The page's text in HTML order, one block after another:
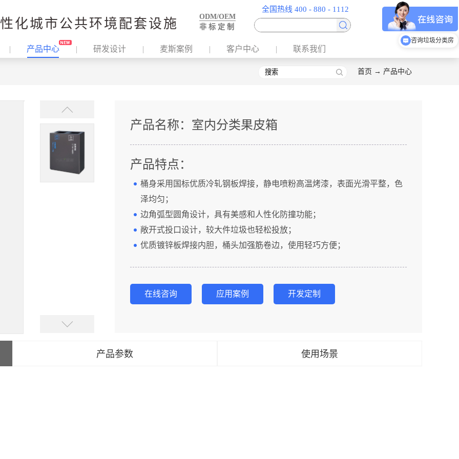
化城市公共环境配套设施
ODM/OEM
非 标 定 制
全国热线 400 - 880 - 1112
产品中心 研发设计 麦斯案例 客户中心 联系我们
首页 → 产品中心
产品名称： 室内分类果皮箱
产品特点：
桶身采用国标优质冷轧钢板焊接，静电喷粉高温烤漆，表面光滑平整，色
泽均匀；
边角弧型圆角设计，具有美感和人性化防撞功能；
敞开式投口设计，较大件垃圾也轻松投放；
优质镀锌板焊接内胆，桶头加强筋卷边，使用轻巧方便；
在线咨询 应用案例 开发定制
产品参数 使用场景
咨询垃圾分类亭